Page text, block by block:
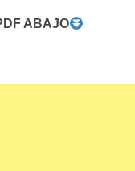
ABAJO